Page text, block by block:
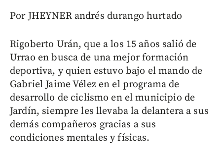
Por JHEYNER andrés durango hurtado
Rigoberto Urán, que a los 15 años salió de
Urrao en busca de una mejor formación
deportiva, y quien estuvo bajo el mando de
Gabriel Jaime Vélez en el programa de
desarrollo de ciclismo en el municipio de
Jardín, siempre les llevaba la delantera a sus
demás compañeros gracias a sus
condiciones mentales y físicas.